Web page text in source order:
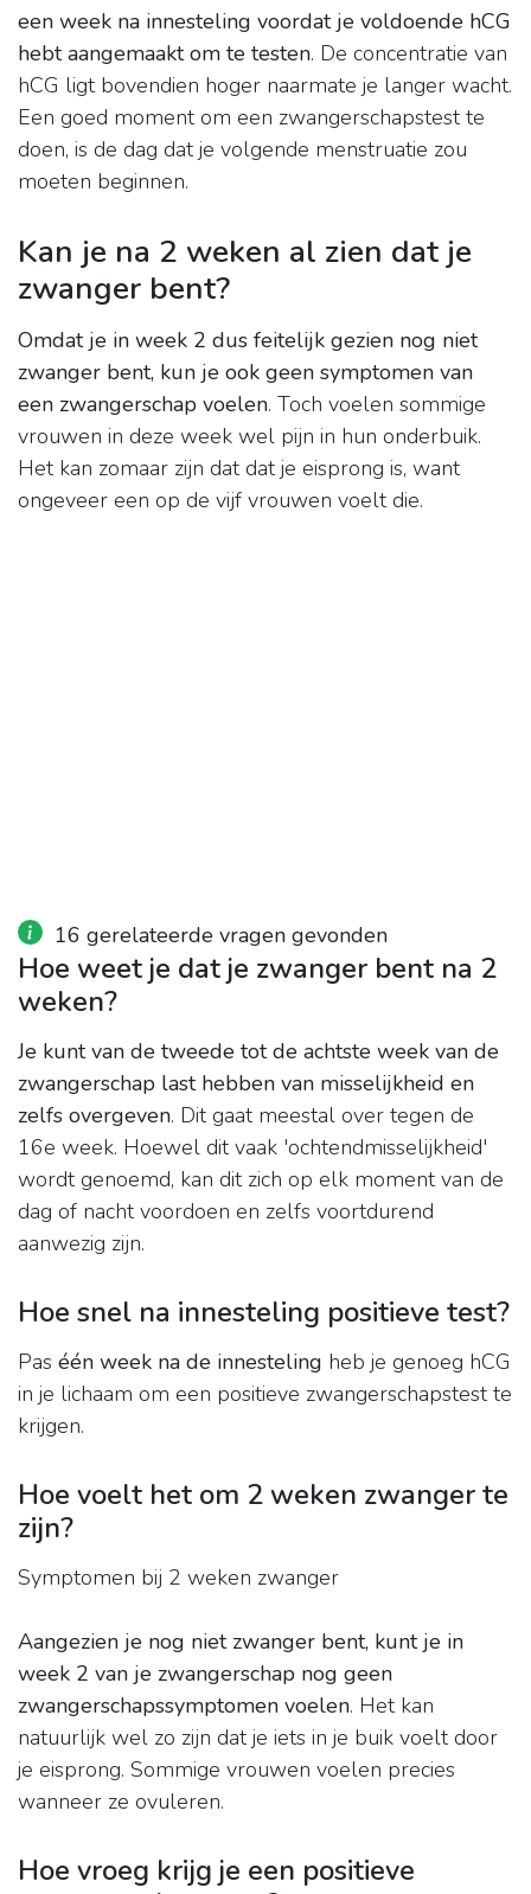
een week na innesteling voordat je voldoende hCG
hebt aangemaakt om te testen. De concentratie van
hCG ligt bovendien hoger naarmate je langer wacht.
Een goed moment om een zwangerschapstest te
doen, is de dag dat je volgende menstruatie zou
moeten beginnen.
Kan je na 2 weken al zien dat je
zwanger bent?
Omdat je in week 2 dus feitelijk gezien nog niet
zwanger bent, kun je ook geen symptomen van
een zwangerschap voelen. Toch voelen sommige
vrouwen in deze week wel pijn in hun onderbuik.
Het kan zomaar zijn dat dat je eisprong is, want
ongeveer een op de vijf vrouwen voelt die.
16 gerelateerde vragen gevonden
Hoe weet je dat je zwanger bent na 2
weken?
Je kunt van de tweede tot de achtste week van de
zwangerschap last hebben van misselijkheid en
zelfs overgeven. Dit gaat meestal over tegen de
16e week. Hoewel dit vaak 'ochtendmisselijkheid'
wordt genoemd, kan dit zich op elk moment van de
dag of nacht voordoen en zelfs voortdurend
aanwezig zijn.
Hoe snel na innesteling positieve test?
Pas één week na de innesteling heb je genoeg hCG
in je lichaam om een positieve zwangerschapstest te
krijgen.
Hoe voelt het om 2 weken zwanger te
zijn?
Symptomen bij 2 weken zwanger
Aangezien je nog niet zwanger bent, kunt je in
week 2 van je zwangerschap nog geen
zwangerschapssymptomen voelen. Het kan
natuurlijk wel zo zijn dat je iets in je buik voelt door
je eisprong. Sommige vrouwen voelen precies
wanneer ze ovuleren.
Hoe vroeg krijg je een positieve